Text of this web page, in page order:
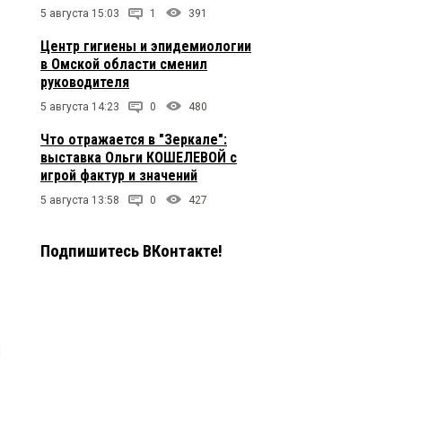
5 августа 15:03 1 391
Центр гигиены и эпидемиологии
в Омской области сменил
руководителя
5 августа 14:23 0 480
Что отражается в "Зеркале":
выставка Ольги КОШЕЛЕВОЙ с
игрой фактур и значений
5 августа 13:58 0 427
Подпишитесь ВКонтакте!